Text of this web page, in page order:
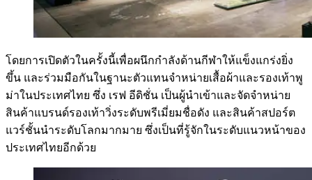
โดยการเปิดตัวในครั้งนี้เพื่อผนึกกำลังด้านกีฬาให้แข็งแกร่งยิ่ง
ขึ้น และร่วมมือกันในฐานะตัวแทนจำหน่ายเสื้อผ้าและรองเท้าพู
ม่าในประเทศไทย ซึ่ง เรฟ อีดิชั่น เป็นผู้นำเข้าและจัดจำหน่าย
สินค้าแบรนด์รองเท้าวิ่งระดับพรีเมี่ยมชื่อดัง และสินค้าสปอร์ต
แวร์ชั้นนำระดับโลกมากมาย ซึ่งเป็นที่รู้จักในระดับแนวหน้าของ
ประเทศไทยอีกด้วย